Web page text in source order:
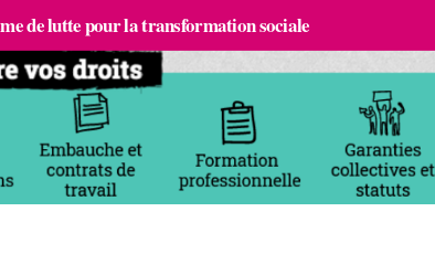
de lutte pour la transformation sociale